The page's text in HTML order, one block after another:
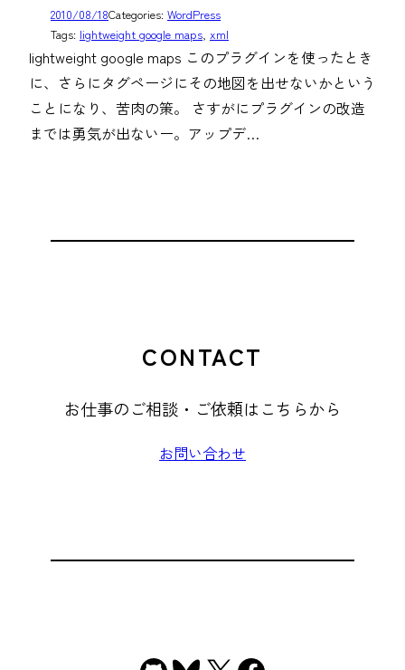
2010/08/18Categories: WordPress
Tags: lightweight google maps, xml
lightweight google maps このプラグインを使ったとき
に、さらにタグページにその地図を出せないかという
ことになり、苦肉の策。 さすがにプラグインの改造
までは勇気が出ないー。アップデ…
CONTACT
お仕事のご相談・ご依頼はこちらから
お問い合わせ